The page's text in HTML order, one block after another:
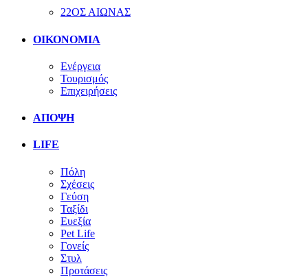
22ΟΣ ΑΙΩΝΑΣ
ΟΙΚΟΝΟΜΙΑ
Ενέργεια
Τουρισμός
Επιχειρήσεις
ΑΠΟΨΗ
LIFE
Πόλη
Σχέσεις
Γεύση
Ταξίδι
Ευεξία
Pet Life
Γονείς
Στυλ
Προτάσεις